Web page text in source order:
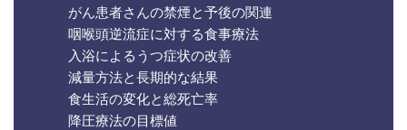
がん患者さんの禁煙と予後の関連
咽喉頭逆流症に対する食事療法
入浴によるうつ症状の改善
減量方法と長期的な結果
食生活の変化と総死亡率
降圧療法の目標値